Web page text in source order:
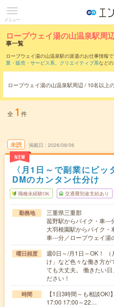
メニュー
ロープウェイ湯の山温泉駅周
事一覧
ロープウェイ湯の山温泉駅の派遣のお仕事情報で
業・販売・サービス系、 クリエイティブ系など
ロープウェイ湯の山温泉駅周辺 / 10名以上
全 1 件
未読
NEW
掲載日 2026/08/06
〈月1日～で副業にピッ
DMのカンタン仕分け
職種未経験OK 交通費別途支給あり
勤務地
三重県三重郡
菰野駅からバイク・車---
大羽根園駅からバイク・
車---分／ロープウェイ湯
曜日頻度
週0日～/月1日～OK！
け」など色々な働き方
ても大丈夫。 働きたい
ださい！
時間
【1日3時間～も相談
17:00 17:00～22…